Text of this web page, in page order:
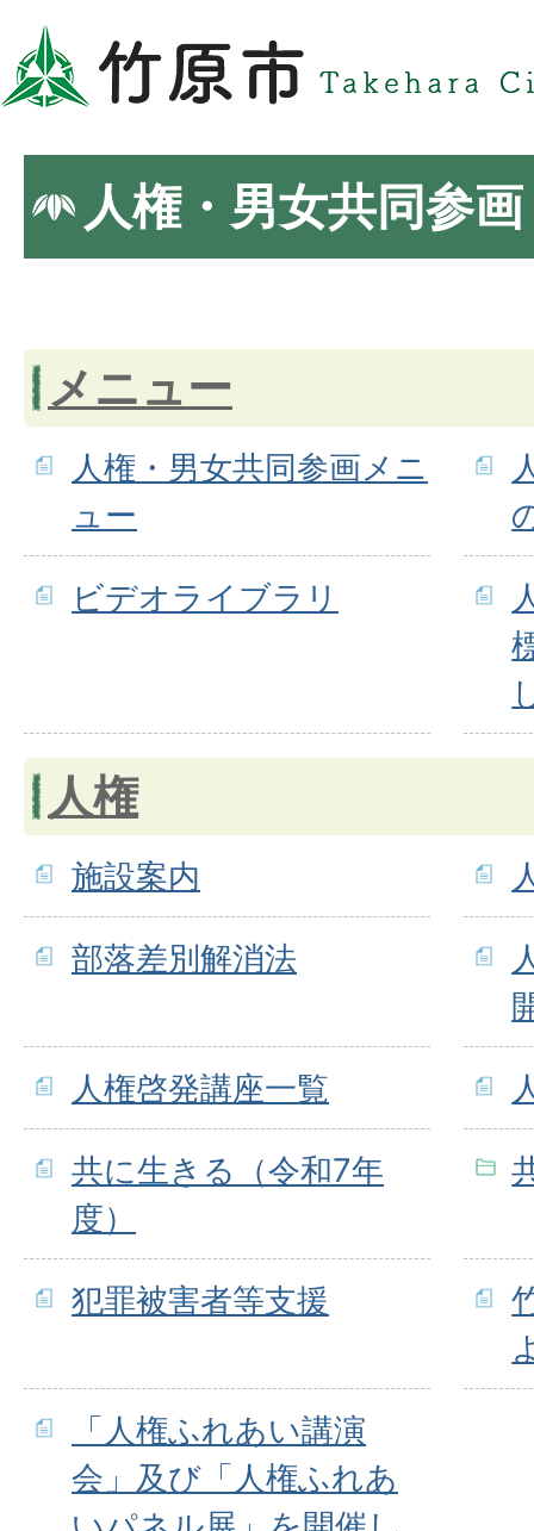
人権・男女共同参画
メニュー
人権・男女共同参画メニ
ュー
ビデオライブラリ
人権
施設案内
部落差別解消法
人権啓発講座一覧
共に生きる（令和7年
度）
犯罪被害者等支援
「人権ふれあい講演
会」及び「人権ふれあ